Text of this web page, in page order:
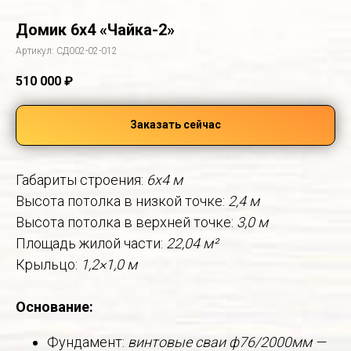
Домик 6х4 «Чайка-2»
Артикул: СД002-02-012
510 000 ₽
Заказать сейчас
Габариты строения: 6x4 м
Высота потолка в низкой точке: 2,4 м
Высота потолка в верхней точке: 3,0 м
Площадь жилой части: 22,04 м²
Крыльцо: 1,2×1,0 м
Основание:
Фундамент: винтовые сваи ф76/2000мм —